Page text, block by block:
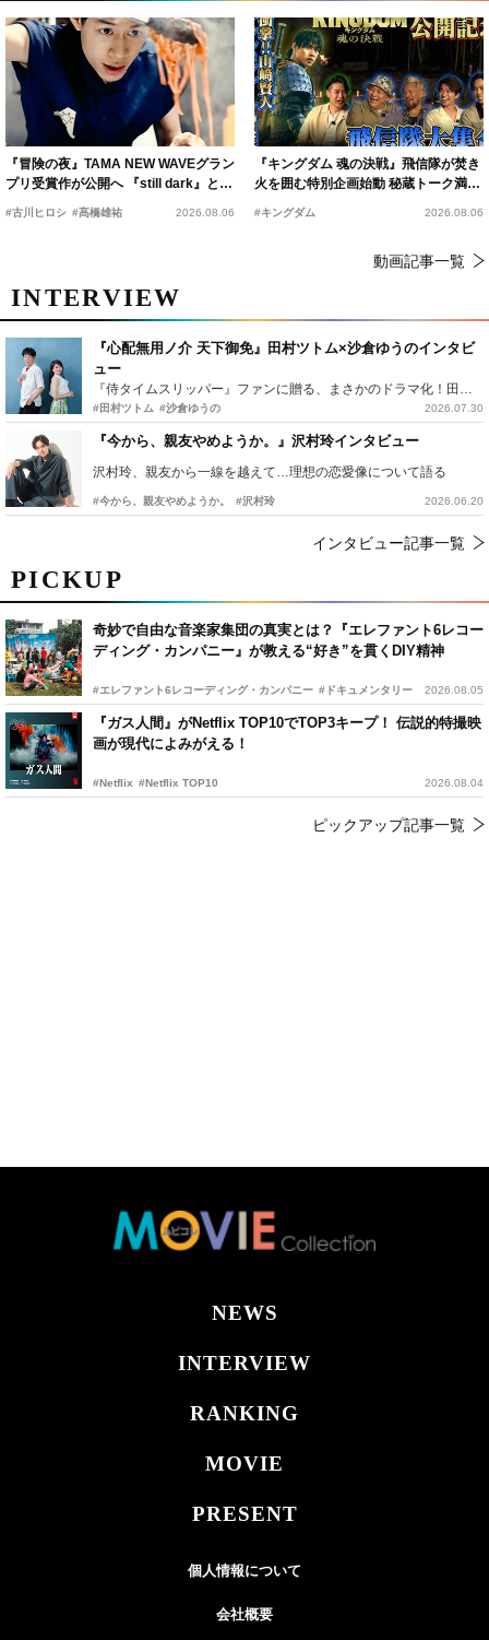
PICKUP
奇妙で自由な音楽家集団の真実とは？『エレファント6レコー
ディング・カンパニー』が教える“好き”を貫くDIY精神
#エレファント6レコーディング・カンパニー #ドキュメンタリー 2026.08.05
『ガス人間』がNetflix TOP10でTOP3キープ！ 伝説的特撮映
画が現代によみがえる！
#Netflix #Netflix TOP10 2026.08.04
ピックアップ記事一覧
『冒険の夜』TAMA NEW WAVEグラン
プリ受賞作が公開へ 『still dark』と同
時上映決定
#古川ヒロシ #髙橋雄祐 2026.08.06
『キングダム 魂の決戦』飛信隊が焚き
火を囲む特別企画始動 秘蔵トーク満載
の“キングダムキャンプ”開催
#キングダム 2026.08.06
動画記事一覧
INTERVIEW
『心配無用ノ介 天下御免』田村ツトム×沙倉ゆうのインタビ
ュー
『侍タイムスリッパー』ファンに贈る、まさかのドラマ化！田村ツトム×沙倉ゆうのが語る『心配無用ノ介』撮影秘話
#田村ツトム #沙倉ゆうの 2026.07.30
『今から、親友やめようか。』沢村玲インタビュー
沢村玲、親友から一線を越えて…理想の恋愛像について語る
#今から、親友やめようか。 #沢村玲 2026.06.20
インタビュー記事一覧
NEWS
INTERVIEW
RANKING
MOVIE
PRESENT
個人情報について
会社概要